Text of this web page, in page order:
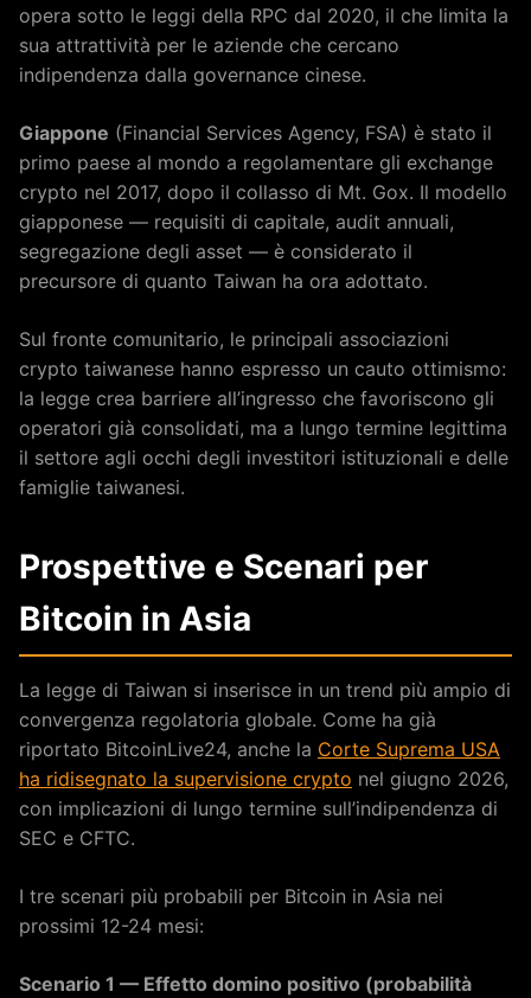
opera sotto le leggi della RPC dal 2020, il che limita la
sua attrattività per le aziende che cercano
indipendenza dalla governance cinese.
Giappone (Financial Services Agency, FSA) è stato il
primo paese al mondo a regolamentare gli exchange
crypto nel 2017, dopo il collasso di Mt. Gox. Il modello
giapponese — requisiti di capitale, audit annuali,
segregazione degli asset — è considerato il
precursore di quanto Taiwan ha ora adottato.
Sul fronte comunitario, le principali associazioni
crypto taiwanese hanno espresso un cauto ottimismo:
la legge crea barriere all’ingresso che favoriscono gli
operatori già consolidati, ma a lungo termine legittima
il settore agli occhi degli investitori istituzionali e delle
famiglie taiwanesi.
Prospettive e Scenari per
Bitcoin in Asia
La legge di Taiwan si inserisce in un trend più ampio di
convergenza regolatoria globale. Come ha già
riportato BitcoinLive24, anche la Corte Suprema USA
ha ridisegnato la supervisione crypto nel giugno 2026,
con implicazioni di lungo termine sull’indipendenza di
SEC e CFTC.
I tre scenari più probabili per Bitcoin in Asia nei
prossimi 12-24 mesi:
Scenario 1 — Effetto domino positivo (probabilità